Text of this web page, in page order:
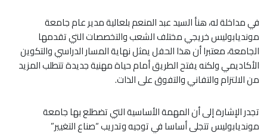
في مداخلة له، هنأ السيد عبد المنعم بلعالية مدير عام جامعة
مونديابوليس خريجي مختلف الشعب والتخصصات التي تقدمها
الجامعة، معتبرا أن هذا الحفل يمثل نهاية المسار الدراسي والتكوين
الأكاديمي ولكنه يفتح الطريق أمام حياة مهنية جديدة تتطلب المزيد
من الالتزام والتفاني والتفوق على الذات.
تجدر الإشارة إلى أن المهمة الأساسية التي تضطلع بها جامعة
مونديابوليس تتجلى أساسا في توجيه وتدريب “صناع التغيير”